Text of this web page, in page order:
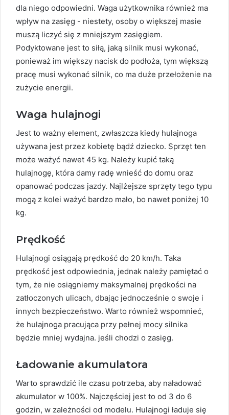
dla niego odpowiedni. Waga użytkownika również ma
wpływ na zasięg - niestety, osoby o większej masie
muszą liczyć się z mniejszym zasięgiem.
Podyktowane jest to siłą, jaką silnik musi wykonać,
ponieważ im większy nacisk do podłoża, tym większą
pracę musi wykonać silnik, co ma duże przełożenie na
zużycie energii.
Waga hulajnogi
Jest to ważny element, zwłaszcza kiedy hulajnoga
używana jest przez kobietę bądź dziecko. Sprzęt ten
może ważyć nawet 45 kg. Należy kupić taką
hulajnogę, która damy radę wnieść do domu oraz
opanować podczas jazdy. Najlżejsze sprzęty tego typu
mogą z kolei ważyć bardzo mało, bo nawet poniżej 10
kg.
Prędkość
Hulajnogi osiągają prędkość do 20 km/h. Taka
prędkość jest odpowiednia, jednak należy pamiętać o
tym, że nie osiągniemy maksymalnej prędkości na
zatłoczonych ulicach, dbając jednocześnie o swoje i
innych bezpieczeństwo. Warto również wspomnieć,
że hulajnoga pracująca przy pełnej mocy silnika
będzie mniej wydajna. jeśli chodzi o zasięg.
Ładowanie akumulatora
Warto sprawdzić ile czasu potrzeba, aby naładować
akumulator w 100%. Najczęściej jest to od 3 do 6
godzin, w zależności od modelu. Hulajnogi ładuje się